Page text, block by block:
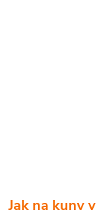
Jak na kuny